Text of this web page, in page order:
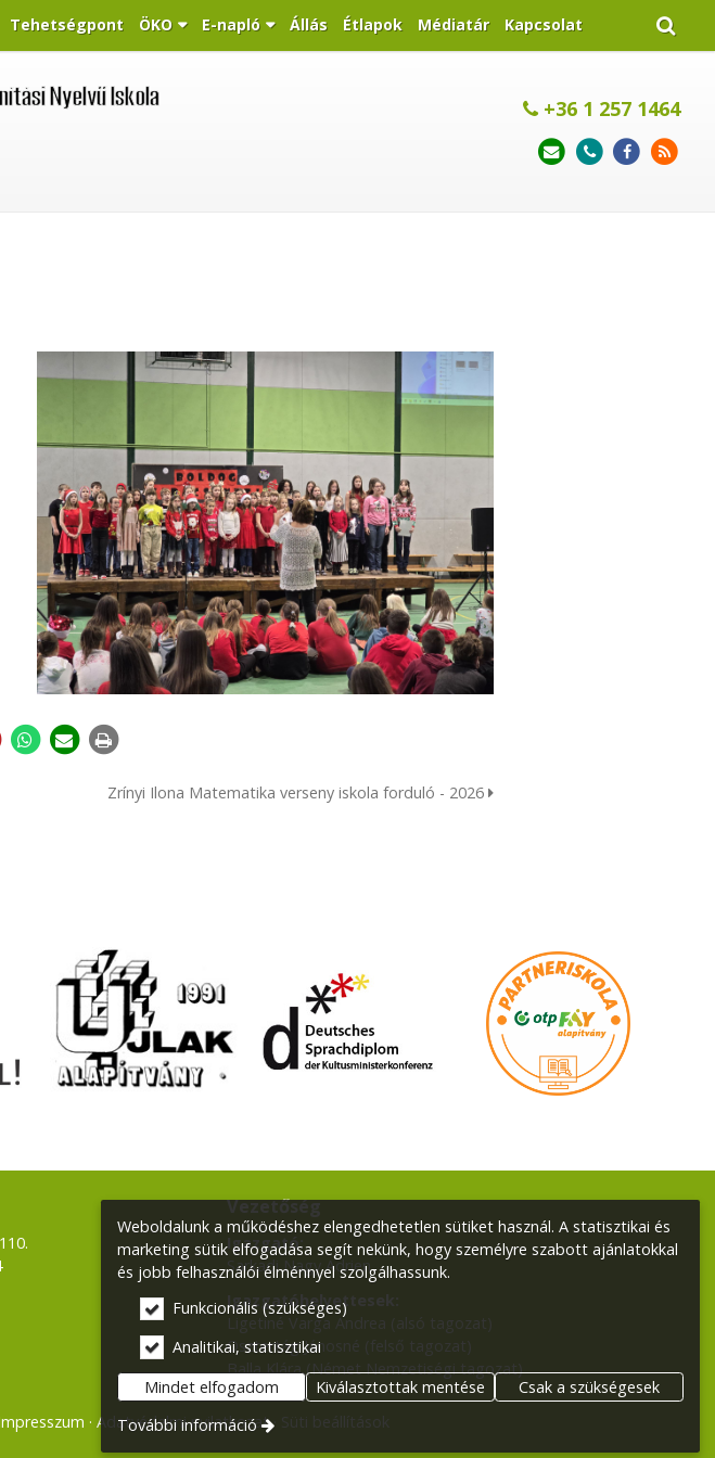
Tehetségpont ÖKO E-napló Állás Étlapok Médiatár Kapcsolat
+36 1 257 1464
Zrínyi Ilona Matematika verseny iskola forduló - 2026
Vezetőség
Igazgató:
Sarkadi Nagy Adrien
Igazgatóhelyettesek:
Ligetiné Varga Andrea (alsó tagozat)
Osztertág Jánosné (felső tagozat)
Balla Klára (Német Nemzetiségi tagozat)
Adatvédelmi nyilatkozat
Süti beállítások
Weboldalunk a működéshez elengedhetetlen sütiket használ. A statisztikai és
marketing sütik elfogadása segít nekünk, hogy személyre szabott ajánlatokkal
és jobb felhasználói élménnyel szolgálhassunk.
Funkcionális (szükséges)
Analitikai, statisztikai
Mindet elfogadom
Kiválasztottak mentése
Csak a szükségesek
További információ